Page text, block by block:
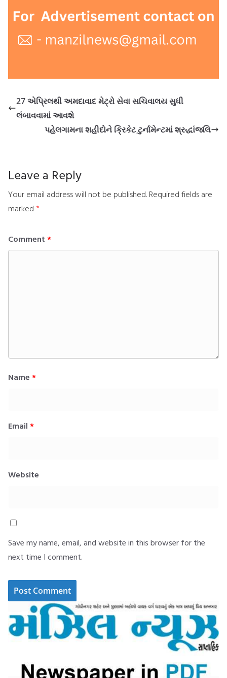
27 એપ્રિલથી અમદાવાદ મેટ્રો સેવા સચિવાલય સુધી
લંબાવવામાં આવશે
પહેલગામના શહીદોને ક્રિકેટ ટુર્નામેન્ટમાં શ્રદ્ધાંજલિ
Leave a Reply
Your email address will not be published. Required fields are
marked *
Comment *
Name *
Email *
Website
Save my name, email, and website in this browser for the
next time I comment.